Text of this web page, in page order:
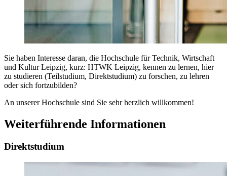
Sie haben Interesse daran, die Hochschule für Technik, Wirtschaft
und Kultur Leipzig, kurz: HTWK Leipzig, kennen zu lernen, hier
zu studieren (Teilstudium, Direktstudium) zu forschen, zu lehren
oder sich fortzubilden?
An unserer Hochschule sind Sie sehr herzlich willkommen!
Weiterführende Informationen
Direktstudium